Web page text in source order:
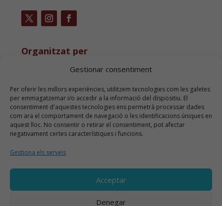
Gestionar consentiment
Per oferir les millors experiències, utilitzem tecnologies com les galetes
per emmagatzemar i/o accedir a la informació del dispositiu. El
consentiment d'aquestes tecnologies ens permetrà processar dades
com ara el comportament de navegació o les identificacions úniques en
aquest lloc. No consentir o retirar el consentiment, pot afectar
negativament certes característiques i funcions.
Gestiona els serveis
Acceptar
Denegar
Organitzat per